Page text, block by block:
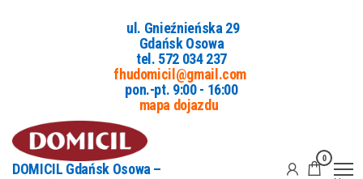
ul. Gnieźnieńska 29
Gdańsk Osowa
tel. 572 034 237
fhudomicil@gmail.com
pon.-pt. 9:00 - 16:00
mapa dojazdu
DOMICIL Gdańsk Osowa –
0